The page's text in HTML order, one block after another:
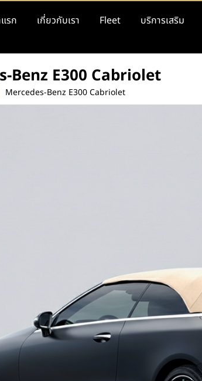
รก เกี่ยวกับเรา Fleet บริการเสริม
Benz E300 Cabriolet
Mercedes-Benz E300 Cabriolet